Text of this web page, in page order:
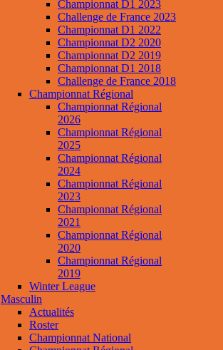
Championnat D1 2023
Challenge de France 2023
Championnat D1 2022
Championnat D2 2020
Championnat D2 2019
Championnat D1 2018
Challenge de France 2018
Championnat Régional
Championnat Régional
2026
Championnat Régional
2025
Championnat Régional
2024
Championnat Régional
2023
Championnat Régional
2021
Championnat Régional
2020
Championnat Régional
2019
Winter League
Masculin
Actualités
Roster
Championnat National